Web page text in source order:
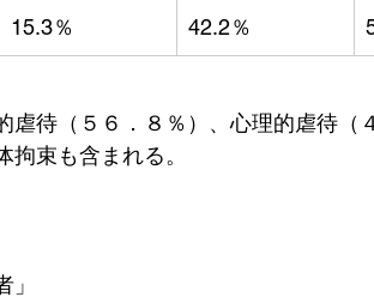
15.3％ 42.2％
待（５６．８％）、心理的虐待（
束も含まれる。